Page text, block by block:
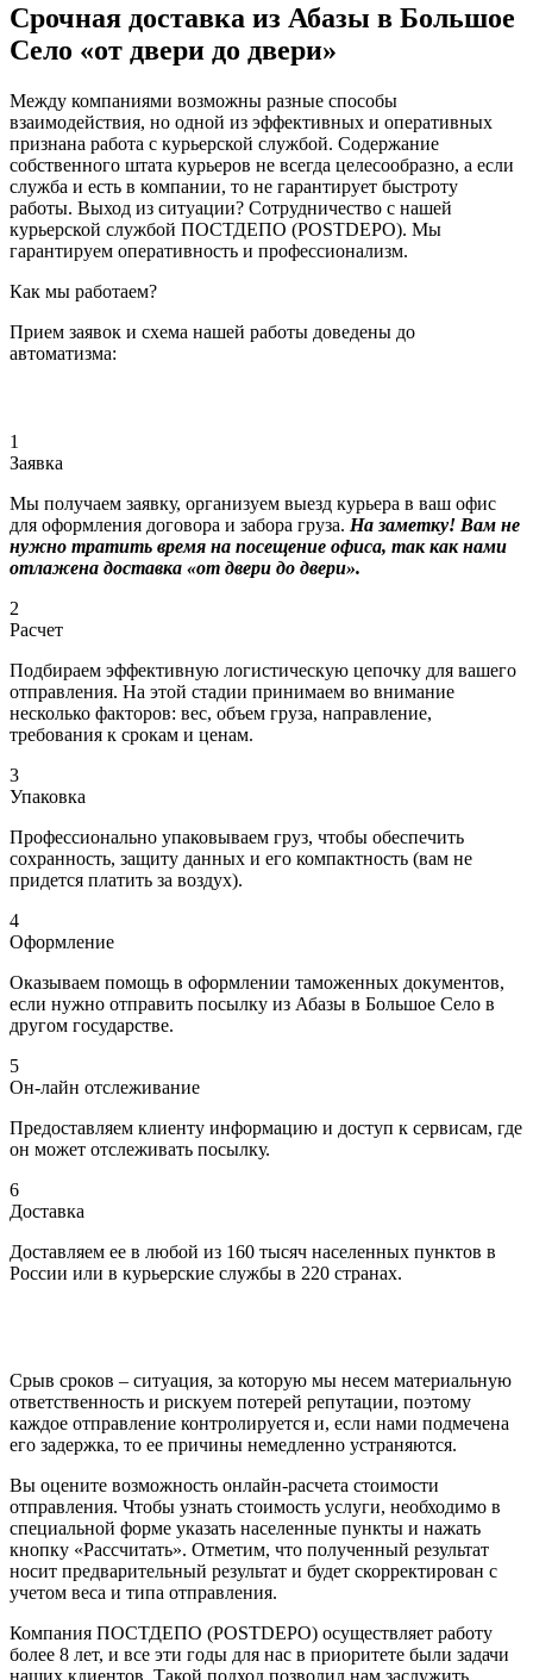
Срочная доставка из Абазы в Большое
Село «от двери до двери»
Между компаниями возможны разные способы
взаимодействия, но одной из эффективных и оперативных
признана работа с курьерской службой. Содержание
собственного штата курьеров не всегда целесообразно, а если
служба и есть в компании, то не гарантирует быстроту
работы. Выход из ситуации? Сотрудничество с нашей
курьерской службой ПОСТДЕПО (POSTDEPO). Мы
гарантируем оперативность и профессионализм.
Как мы работаем?
Прием заявок и схема нашей работы доведены до
автоматизма:
1
Заявка
Мы получаем заявку, организуем выезд курьера в ваш офис
для оформления договора и забора груза. На заметку! Вам не
нужно тратить время на посещение офиса, так как нами
отлажена доставка «от двери до двери».
2
Расчет
Подбираем эффективную логистическую цепочку для вашего
отправления. На этой стадии принимаем во внимание
несколько факторов: вес, объем груза, направление,
требования к срокам и ценам.
3
Упаковка
Профессионально упаковываем груз, чтобы обеспечить
сохранность, защиту данных и его компактность (вам не
придется платить за воздух).
4
Оформление
Оказываем помощь в оформлении таможенных документов,
если нужно отправить посылку из Абазы в Большое Село в
другом государстве.
5
Он-лайн отслеживание
Предоставляем клиенту информацию и доступ к сервисам, где
он может отслеживать посылку.
6
Доставка
Доставляем ее в любой из 160 тысяч населенных пунктов в
России или в курьерские службы в 220 странах.
Срыв сроков – ситуация, за которую мы несем материальную
ответственность и рискуем потерей репутации, поэтому
каждое отправление контролируется и, если нами подмечена
его задержка, то ее причины немедленно устраняются.
Вы оцените возможность онлайн-расчета стоимости
отправления. Чтобы узнать стоимость услуги, необходимо в
специальной форме указать населенные пункты и нажать
кнопку «Рассчитать». Отметим, что полученный результат
носит предварительный результат и будет скорректирован с
учетом веса и типа отправления.
Компания ПОСТДЕПО (POSTDEPO) осуществляет работу
более 8 лет, и все эти годы для нас в приоритете были задачи
наших клиентов. Такой подход позволил нам заслужить